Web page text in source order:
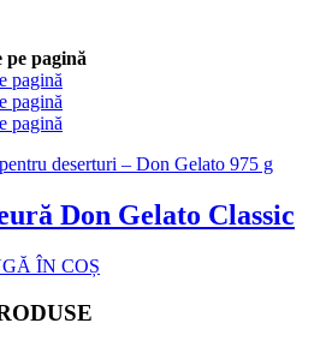
pe pagină
pagină
pagină
pagină
Don Gelato Classic
ÎN COȘ